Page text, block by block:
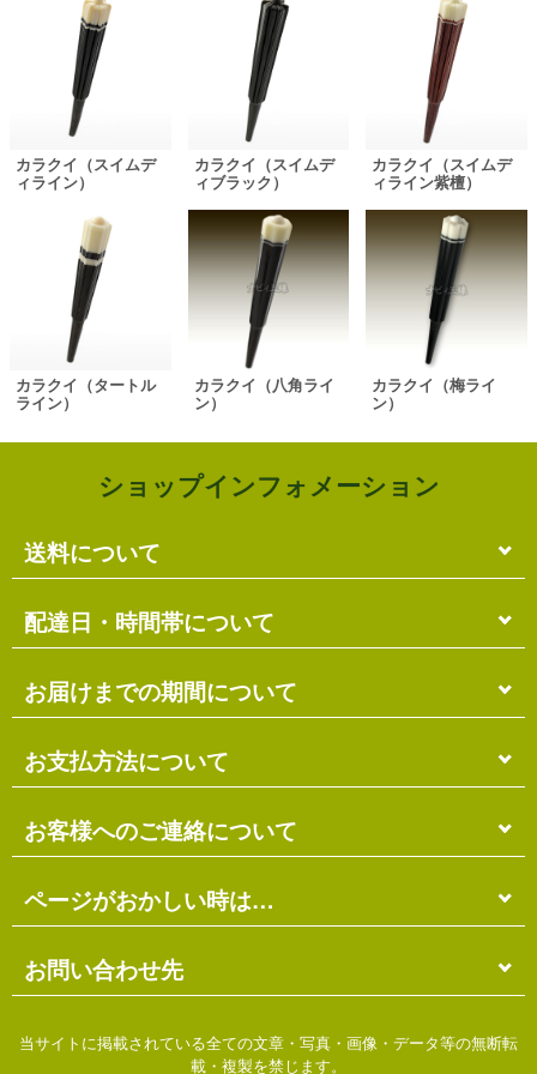
カラクイ（スイムデ
ィライン）
カラクイ（スイムデ
ィブラック）
カラクイ（スイムデ
ィライン紫檀）
カラクイ（タートル
ライン）
カラクイ（八角ライ
ン）
カラクイ（梅ライ
ン）
ショップインフォメーション
送料について
単品のみの場合
各商品に記載の送料となります。
複数商品の場合
ます。
送料には梱包料も含まれています。
※ショッピングカートの仕組み上、送料が正しく計算
されない場合があります。
※商品の組み合わせによっては別梱包となり、送料が
別途必要となる場合があります。
※上記の際は、自動返信メール以降に改めて正しい送
料をお知らせします。
配達日・時間帯について
配達日・配達時間帯のご指定は出来ません。
お届け先に投函される「ご不在連絡票」より再配達希
望日・時間帯のご指定が可能ですので、こちらをご利
用ください。
お届けまでの期間について
在庫がある場合
ご注文確認日より3営業日以内の発送となります。
離島の場合、上記以上にお時間がかかる場合がありま
す。
品発送予定」メールにてご確認ください。
在庫切れの場合
別途、納期のご連絡をさせていただきます。
お支払方法について
代金引換（＋400円）
商品配送時に配送員にお支払い下さい。
銀行振込（先払い）
口座は琉球銀行のみ
※ゆうちょ銀行でのお取り扱いは出来ません
ご入金日の翌営業日に入金確認となります。
お客様へのご連絡について
受注・確認・発送・修理など
各発生日より2営業日以内にメール・お電話にてご連
※定休日にはご連絡を行っておりません。予めご了承
ください。
ページがおかしい時は…
当店のホームページは店主がHTMLとCSSを手打ちで
作ったページのため…
リンク切れ
お問い合わせ先
ご不明な点がございましたら、下記までお問い合わせ
ください。
当サイトに掲載されている全ての文章・写真・画像・データ等の無断転
載・複製を禁じます。